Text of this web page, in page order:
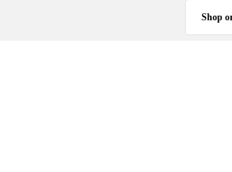
Shop